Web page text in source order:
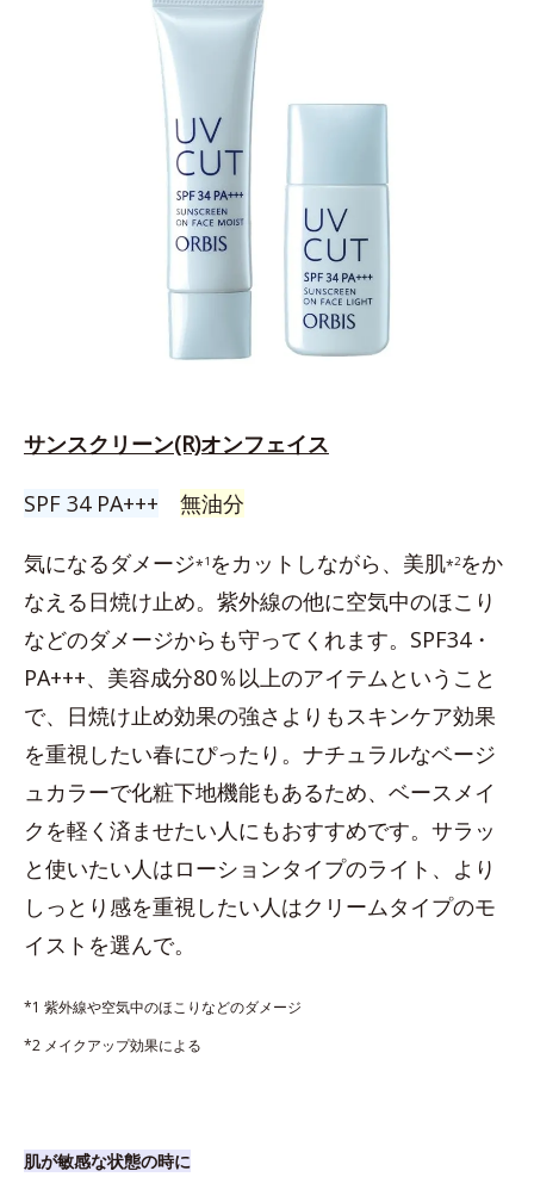
サンスクリーン(R)オンフェイス
SPF 34 PA+++ 無油分
気になるダメージ*1 をカットしながら、美肌*2をか
なえる日焼け止め。紫外線の他に空気中のほこり
などのダメージからも守ってくれます。SPF34・
PA+++、美容成分80％以上のアイテムということ
で、日焼け止め効果の強さよりもスキンケア効果
を重視したい春にぴったり。ナチュラルなベージ
ュカラーで化粧下地機能もあるため、ベースメイ
クを軽く済ませたい人にもおすすめです。サラッ
と使いたい人はローションタイプのライト、より
しっとり感を重視したい人はクリームタイプのモ
イストを選んで。
*1 紫外線や空気中のほこりなどのダメージ
*2 メイクアップ効果による
肌が敏感な状態の時に